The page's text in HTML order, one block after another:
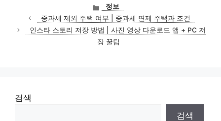
카
테
고
리
정보
중과세 제외 주택 여부 | 중과세 면제 주택과 조건
인스타 스토리 저장 방법 | 사진 영상 다운로드 앱 + PC 저
장 꿀팁
검색
검색